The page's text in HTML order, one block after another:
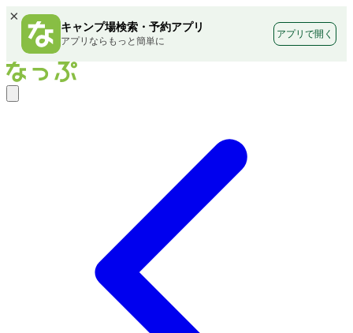
×
キャンプ場検索・予約アプリ
アプリならもっと簡単に
アプリで開く